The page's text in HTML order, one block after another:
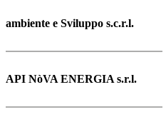
ambiente e Sviluppo s.c.r.l.
API NòVA ENERGIA s.r.l.